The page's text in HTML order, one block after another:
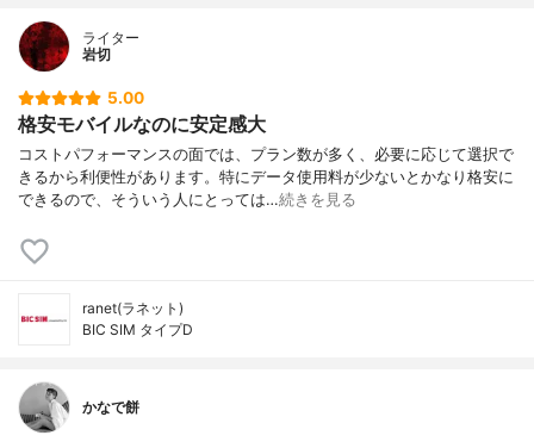
ライター
岩切
5.00
格安モバイルなのに安定感大
コストパフォーマンスの面では、プラン数が多く、必要に応じて選択で
きるから利便性があります。特にデータ使用料が少ないとかなり格安に
できるので、そういう人にとっては…続きを見る
ranet(ラネット)
BIC SIM タイプD
かなで餅